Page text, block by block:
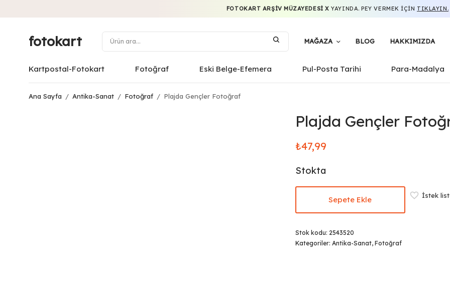
FOTOKART ARŞIV MÜZAYEDESI X YAYINDA. PEY VERMEK IÇIN TIKLAYIN.
fotokart MAĞAZA BLOG HAKKIMIZDA
Kartpostal-Fotokart Fotoğraf Eski Belge-Efemera Pul-Posta Tarihi Para-Madalya
Ana Sayfa / Antika-Sanat / Fotoğraf / Plajda Gençler Fotoğraf
Plajda Gençler
₺47,99
Stokta
Sepete Ekle İstek
Stok kodu: 2543520
Kategoriler: Antika-Sanat, Fotoğraf